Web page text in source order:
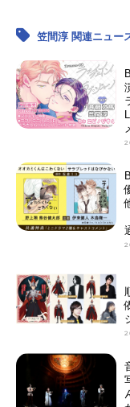
笠間淳 関連ニュー